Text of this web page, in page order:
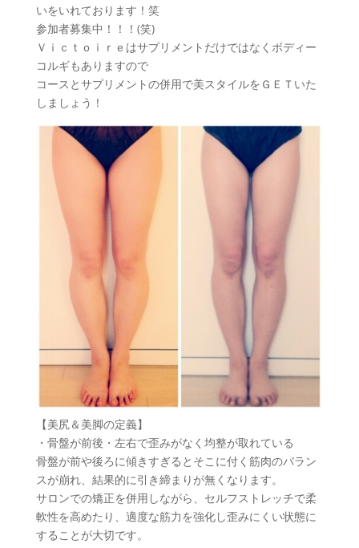
いをいれております！笑
参加者募集中！！！(笑)
Ｖｉｃｔｏｉｒｅはサプリメントだけではなくボディー
コルギもありますので
コースとサプリメントの併用で美スタイルをＧＥＴいた
しましょう！
【美尻＆美脚の定義】
・骨盤が前後・左右で歪みがなく均整が取れている
骨盤が前や後ろに傾きすぎるとそこに付く筋肉のバラン
スが崩れ、結果的に引き締まりが無くなります。
サロンでの矯正を併用しながら、セルフストレッチで柔
軟性を高めたり、適度な筋力を強化し歪みにくい状態に
することが大切です。